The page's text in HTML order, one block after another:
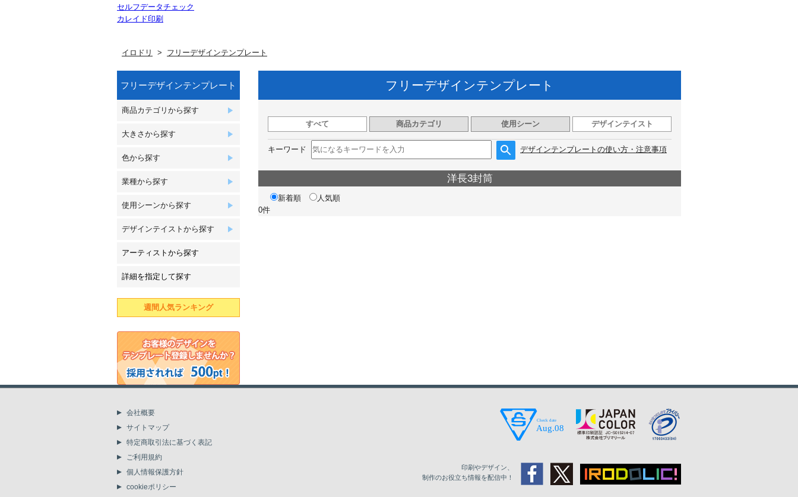
セルフデータチェック
カレイド印刷
イロドリ フリーデザインテンプレート
フリーデザインテンプレート
商品カテゴリから探す
大きさから探す
色から探す
業種から探す
使用シーンから探す
デザインテイストから探す
アーティストから探す
詳細を指定して探す
週間人気ランキング
フリーデザインテンプレート
すべて 商品カテゴリ 使用シーン デザインテイスト
キーワード デザインテンプレートの使い方・注意事項
洋長3封筒
新着順
人気順
0件
会社概要
サイトマップ
特定商取引法に基づく表記
ご利用規約
個人情報保護方針
cookieポリシー
印刷やデザイン、
制作のお役立ち情報を配信中！